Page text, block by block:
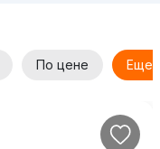
По цене Еще